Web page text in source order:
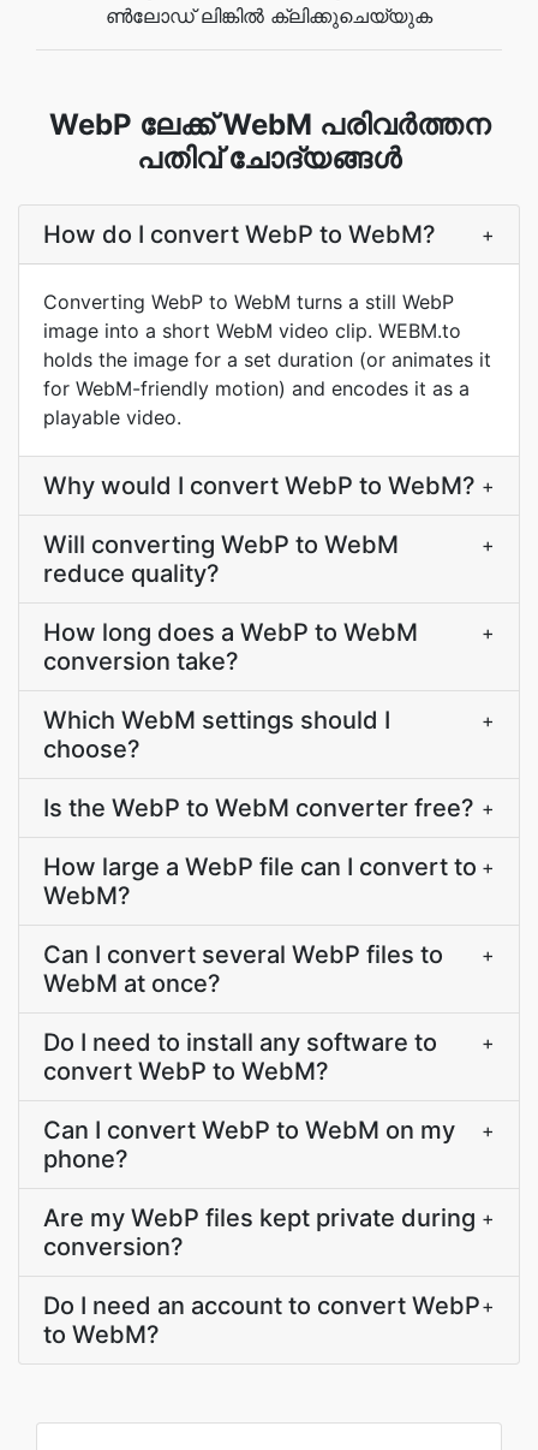
ൺലോഡ് ലിങ്കിൽ ക്ലിക്കുചെയ്യുക
WebP ലേക്ക് WebM പരിവർത്തന
പതിവ് ചോദ്യങ്ങൾ
How do I convert WebP to WebM? +
Converting WebP to WebM turns a still WebP
image into a short WebM video clip. WEBM.to
holds the image for a set duration (or animates it
for WebM-friendly motion) and encodes it as a
playable video.
Why would I convert WebP to WebM? +
Will converting WebP to WebM
reduce quality?
+
How long does a WebP to WebM
conversion take?
+
Which WebM settings should I
choose?
+
Is the WebP to WebM converter free? +
How large a WebP file can I convert to
WebM?
+
Can I convert several WebP files to
WebM at once?
+
Do I need to install any software to
convert WebP to WebM?
+
Can I convert WebP to WebM on my
phone?
+
Are my WebP files kept private during
conversion?
+
Do I need an account to convert WebP
to WebM?
+